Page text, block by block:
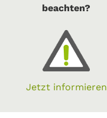
beachten?
Jetzt informieren